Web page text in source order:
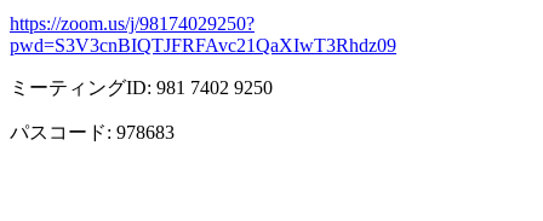
https://zoom.us/j/98174029250?
pwd=S3V3cnBIQTJFRFAvc21QaXIwT3Rhdz09
ミーティングID: 981 7402 9250
パスコード: 978683